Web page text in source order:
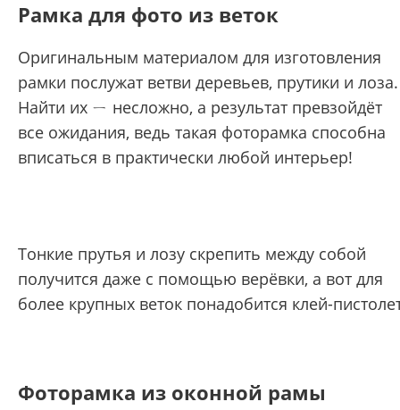
Рамка для фото из веток
Оригинальным материалом для изготовления
рамки послужат ветви деревьев, прутики и лоза.
Найти их ㄧ несложно, а результат превзойдёт
все ожидания, ведь такая фоторамка способна
вписаться в практически любой интерьер!
Тонкие прутья и лозу скрепить между собой
получится даже с помощью верёвки, а вот для
более крупных веток понадобится клей-
Фоторамка из оконной рамы